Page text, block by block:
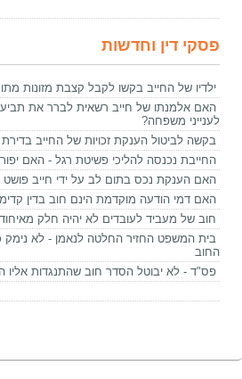
פסקי דין וחדשות
ילדיו של החייב בקשו לקבל קצבת מזונות
האם אלמנתו של חייב רשאית לברר את
לענייני משפחה?
בקשה לביטול הענקת זכויות של החייב בדירת
החייבת נכנסה להליכי פשיטת רגל - האם
האם הענקת נכס בתום לב על ידי חייב פושט
האם דמי הודעה מוקדמת הינם חוב בדין
חוב של מעביד לעובדים לא יהיה חלק
בית המשפט החזיר החלטה לנאמן - לא נימק
החוב
פס"ד - לא יבוטל הסדר חוב שהתנגדות